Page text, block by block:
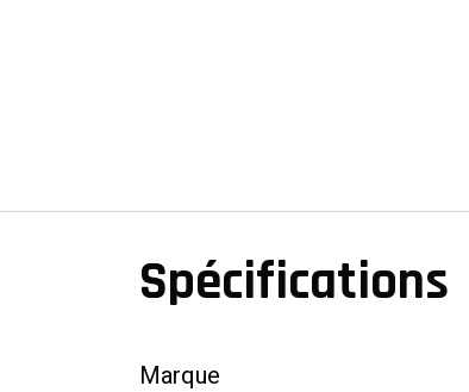
Spécifications
Marque